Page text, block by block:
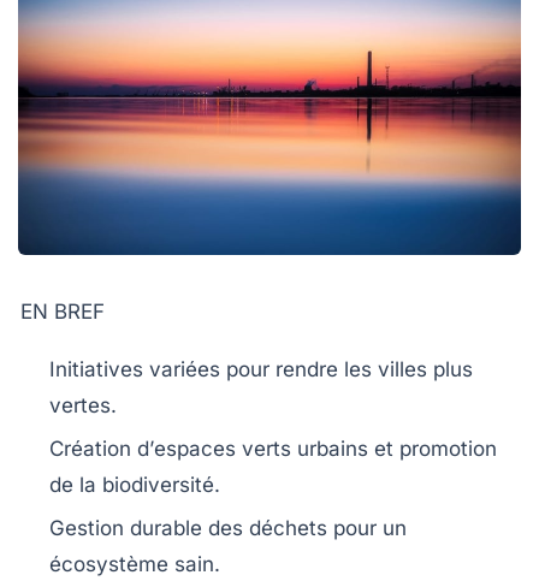
EN BREF
Initiatives variées pour rendre les villes plus
vertes.
Création d’espaces verts urbains et promotion
de la biodiversité.
Gestion durable des déchets pour un
écosystème sain.